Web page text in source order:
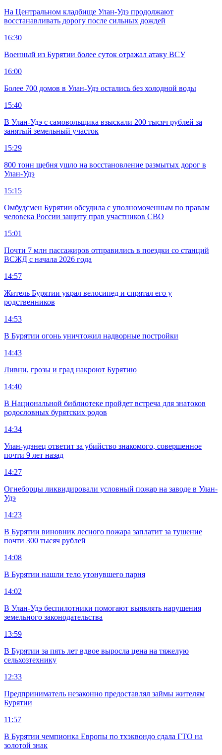
На Центральном кладбище Улан-Удэ продолжают
восстанавливать дорогу после сильных дождей
16:30
Военный из Бурятии более суток отражал атаку ВСУ
16:00
Более 700 домов в Улан-Удэ остались без холодной воды
15:40
В Улан-Удэ с самовольщика взыскали 200 тысяч рублей за
занятый земельный участок
15:29
800 тонн щебня ушло на восстановление размытых дорог в
Улан-Удэ
15:15
Омбудсмен Бурятии обсудила с уполномоченным по правам
человека России защиту прав участников СВО
15:01
Почти 7 млн пассажиров отправились в поездки со станций
ВСЖД с начала 2026 года
14:57
Житель Бурятии украл велосипед и спрятал его у
родственников
14:53
В Бурятии огонь уничтожил надворные постройки
14:43
Ливни, грозы и град накроют Бурятию
14:40
В Национальной библиотеке пройдет встреча для знатоков
родословных бурятских родов
14:34
Улан-удэнец ответит за убийство знакомого, совершенное
почти 9 лет назад
14:27
Огнеборцы ликвидировали условный пожар на заводе в Улан-
Удэ
14:23
В Бурятии виновник лесного пожара заплатит за тушение
почти 300 тысяч рублей
14:08
В Бурятии нашли тело утонувшего парня
14:02
В Улан-Удэ беспилотники помогают выявлять нарушения
земельного законодательства
13:59
В Бурятии за пять лет вдвое выросла цена на тяжелую
сельхозтехнику
12:33
Предприниматель незаконно предоставлял займы жителям
Бурятии
11:57
В Бурятии чемпионка Европы по тхэквондо сдала ГТО на
золотой знак